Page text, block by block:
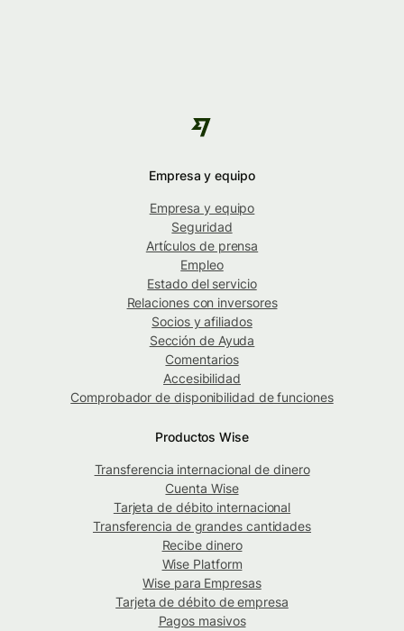
Empresa y equipo
Empresa y equipo
Seguridad
Artículos de prensa
Empleo
Estado del servicio
Relaciones con inversores
Socios y afiliados
Sección de Ayuda
Comentarios
Accesibilidad
Comprobador de disponibilidad de funciones
Productos Wise
Transferencia internacional de dinero
Cuenta Wise
Tarjeta de débito internacional
Transferencia de grandes cantidades
Recibe dinero
Wise Platform
Wise para Empresas
Tarjeta de débito de empresa
Pagos masivos